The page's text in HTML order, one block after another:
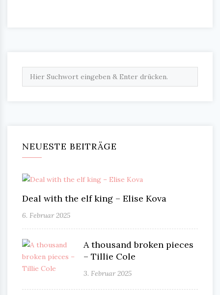
NEUESTE BEITRÄGE
Deal with the elf king – Elise Kova
6. Februar 2025
A thousand broken pieces
– Tillie Cole
3. Februar 2025